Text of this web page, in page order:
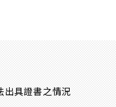
出具證書之情況